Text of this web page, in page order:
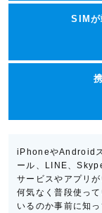
SIMが
iPhoneやAndroid
ール、LINE、
サービスやアプリ
何気なく普段使っ
いるのか事前に知